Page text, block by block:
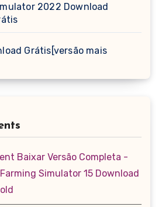
2022 Download
Grátis[versão mais
Baixar Versão Completa -
Farming Simulator 15 Download